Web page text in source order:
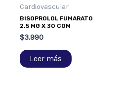
Cardiovascular
BISOPROLOL FUMARATO
2.5 MG X 30 COM
$3.990
Leer más